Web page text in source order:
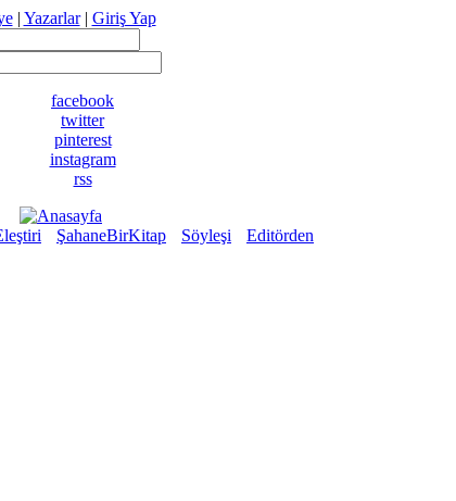
| Yazarlar| Giriş Yap
facebook
twitter
pinterest
instagram
rss
ŞahaneBirKitap Söyleşi
Editörden